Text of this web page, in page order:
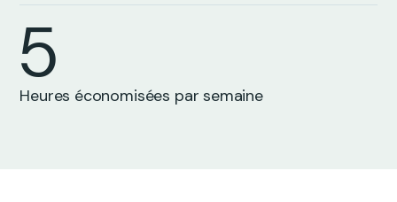
5
0
Heures économisées par semaine